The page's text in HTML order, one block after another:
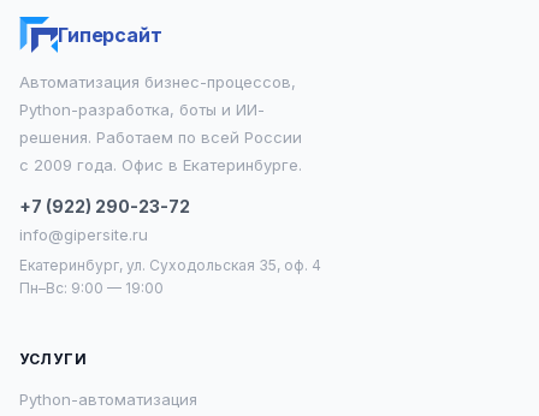
Гиперсайт
Автоматизация бизнес-процессов,
Python-разработка, боты и ИИ-
решения. Работаем по всей России
с 2009 года. Офис в Екатеринбурге.
+7 (922) 290-23-72
info@gipersite.ru
Екатеринбург, ул. Суходольская 35, оф. 4
Пн–Вс: 9:00 — 19:00
УСЛУГИ
Python-автоматизация